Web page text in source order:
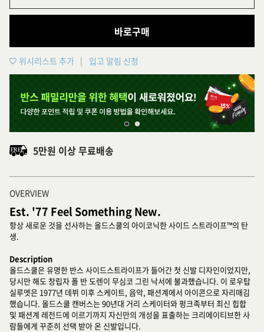
바로구매
위시리스트 추가 입고 알림 신청
5만원 이상 무료배송
OVERVIEW
Est. '77 Feel Something New.
항상 새로운 것을 선사하는 올드스쿨의 아이코닉한 사이드 스트라이프™의 탄
생.
Description
올드스쿨은 유명한 반스 사이드스트라이프가 들어간 첫 신발 디자인이었지만,
당시만 해도 창립자 폴 반 도렌이 무심코 그린 낙서에 불과했습니다. 이 로우탑
실루엣은 1977년 데뷔 이후 스케이트, 음악, 패션계에서 아이콘으로 자리매김
했습니다. 올드스쿨 캔버스는 90년대 거리 스케이터와 펑크족부터 최신 힙합
및 패션계 레전드에 이르기까지 자신만의 개성을 표출하는 크리에이티브한 사
람들에게 꾸준히 선택 받아 온 신발입니다.